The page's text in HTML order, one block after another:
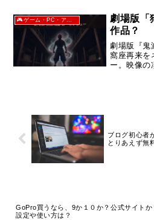
🎮ゲーム・PC・アニメ
劇場版「
作品？
劇場版『鬼
窩座再来を
ー。映像の
ブログ初心者
とりあえず無
GoPro買うなら、9か１０か？公式サイトか
設定や使い方は？